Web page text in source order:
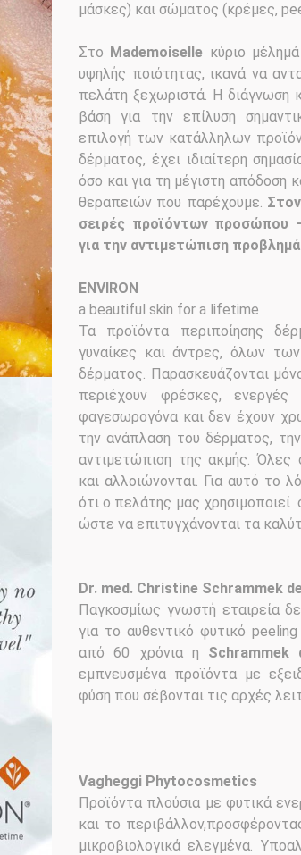
μάσκες) και σώματος (κρέμες,
Στο Mademoiselle κύριο
υψηλής ποιότητας, ικανά να
πελάτη ξεχωριστά. Η διάγνωση
βάση για την επίλυση
επιλογή των κατάλληλων
δέρματος, έχει ιδιαίτερη
όσο και για τη μέγιστη
θεραπειών που παρέχουμε.
σειρές προϊόντων προσώπου
για την αντιμετώπιση
ENVIRON
a beautiful skin for a lifetime
Τα προϊόντα περιποίησης
γυναίκες και άντρες, όλων
δέρματος. Παρασκευάζονται
περιέχουν φρέσκες, ενεργές
φαγεσωρογόνα και δεν έχουν
την ανάπλαση του δέρματος,
αντιμετώπιση της ακμής. Όλες
και αλλοιώνονται. Για αυτό το
ότι ο πελάτης μας χρησιμοποιεί
ώστε να επιτυγχάνονται τα
Dr. med. Christine Schrammek
Παγκοσμίως γνωστή εταιρεία
για το αυθεντικό φυτικό
από 60 χρόνια η Schrammek
εμπνευσμένα προϊόντα με
φύση που σέβονται τις αρχές
Vagheggi Phytocosmetics
Προϊόντα πλούσια με φυτικά
και το
μικροβιολογικά ελεγμένα.